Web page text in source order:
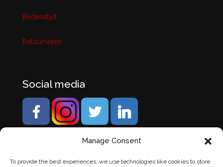
Manage Consent
To provide the best experiences, we use technologies like cookies to store
Bedenktijd
Retourneren
Social media